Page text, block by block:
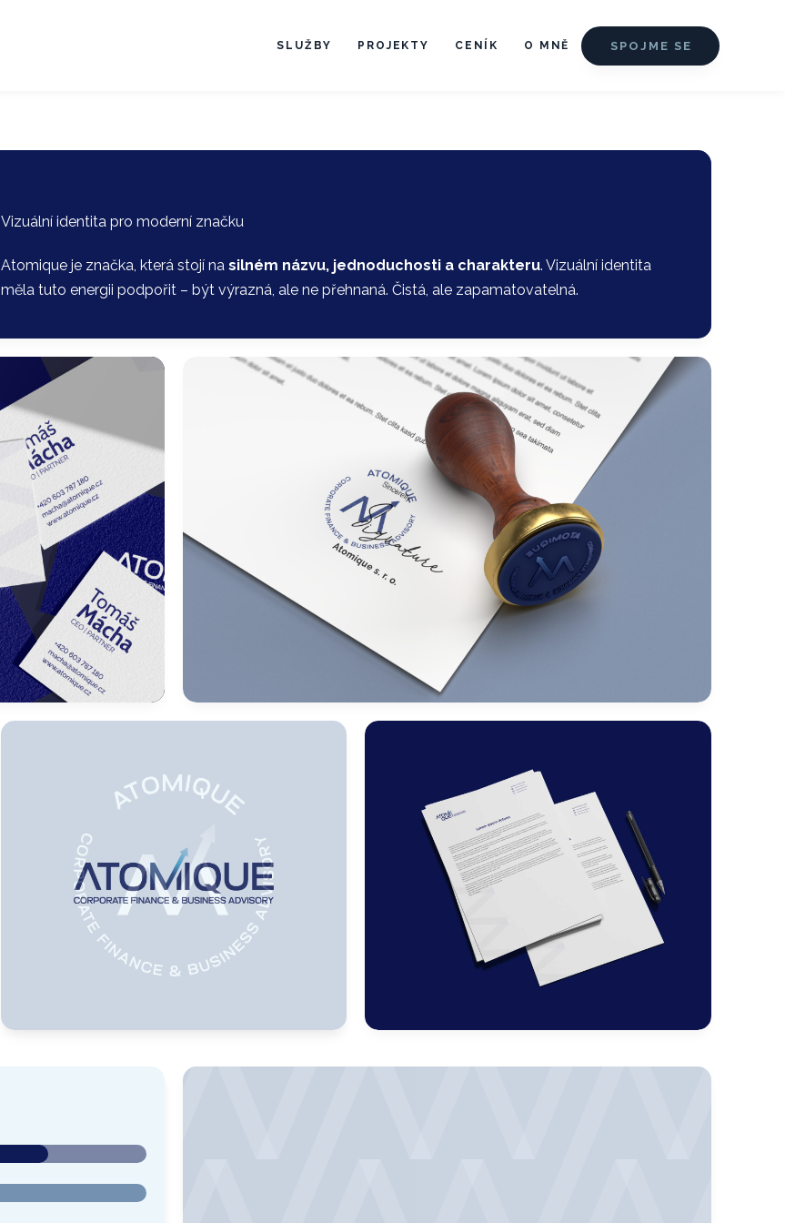
SLUŽBY PROJEKTY CENÍK O MNĚ SPOJME SE
Vizuální identita pro moderní značku
Atomique je značka, která stojí na silném názvu, jednoduchosti a charakteru. Vizuální identita
měla tuto energii podpořit – být výrazná, ale ne přehnaná. Čistá, ale zapamatovatelná.